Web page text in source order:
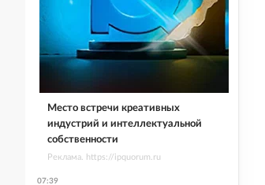
Место встречи креативных
индустрий и интеллектуальной
собственности
Реклама. https://ipquorum.ru
07:39